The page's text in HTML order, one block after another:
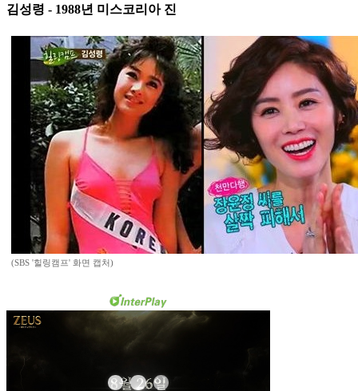
김성령 - 1988년 미스코리아 진
(SBS '힐링캠프' 화면 캡처)